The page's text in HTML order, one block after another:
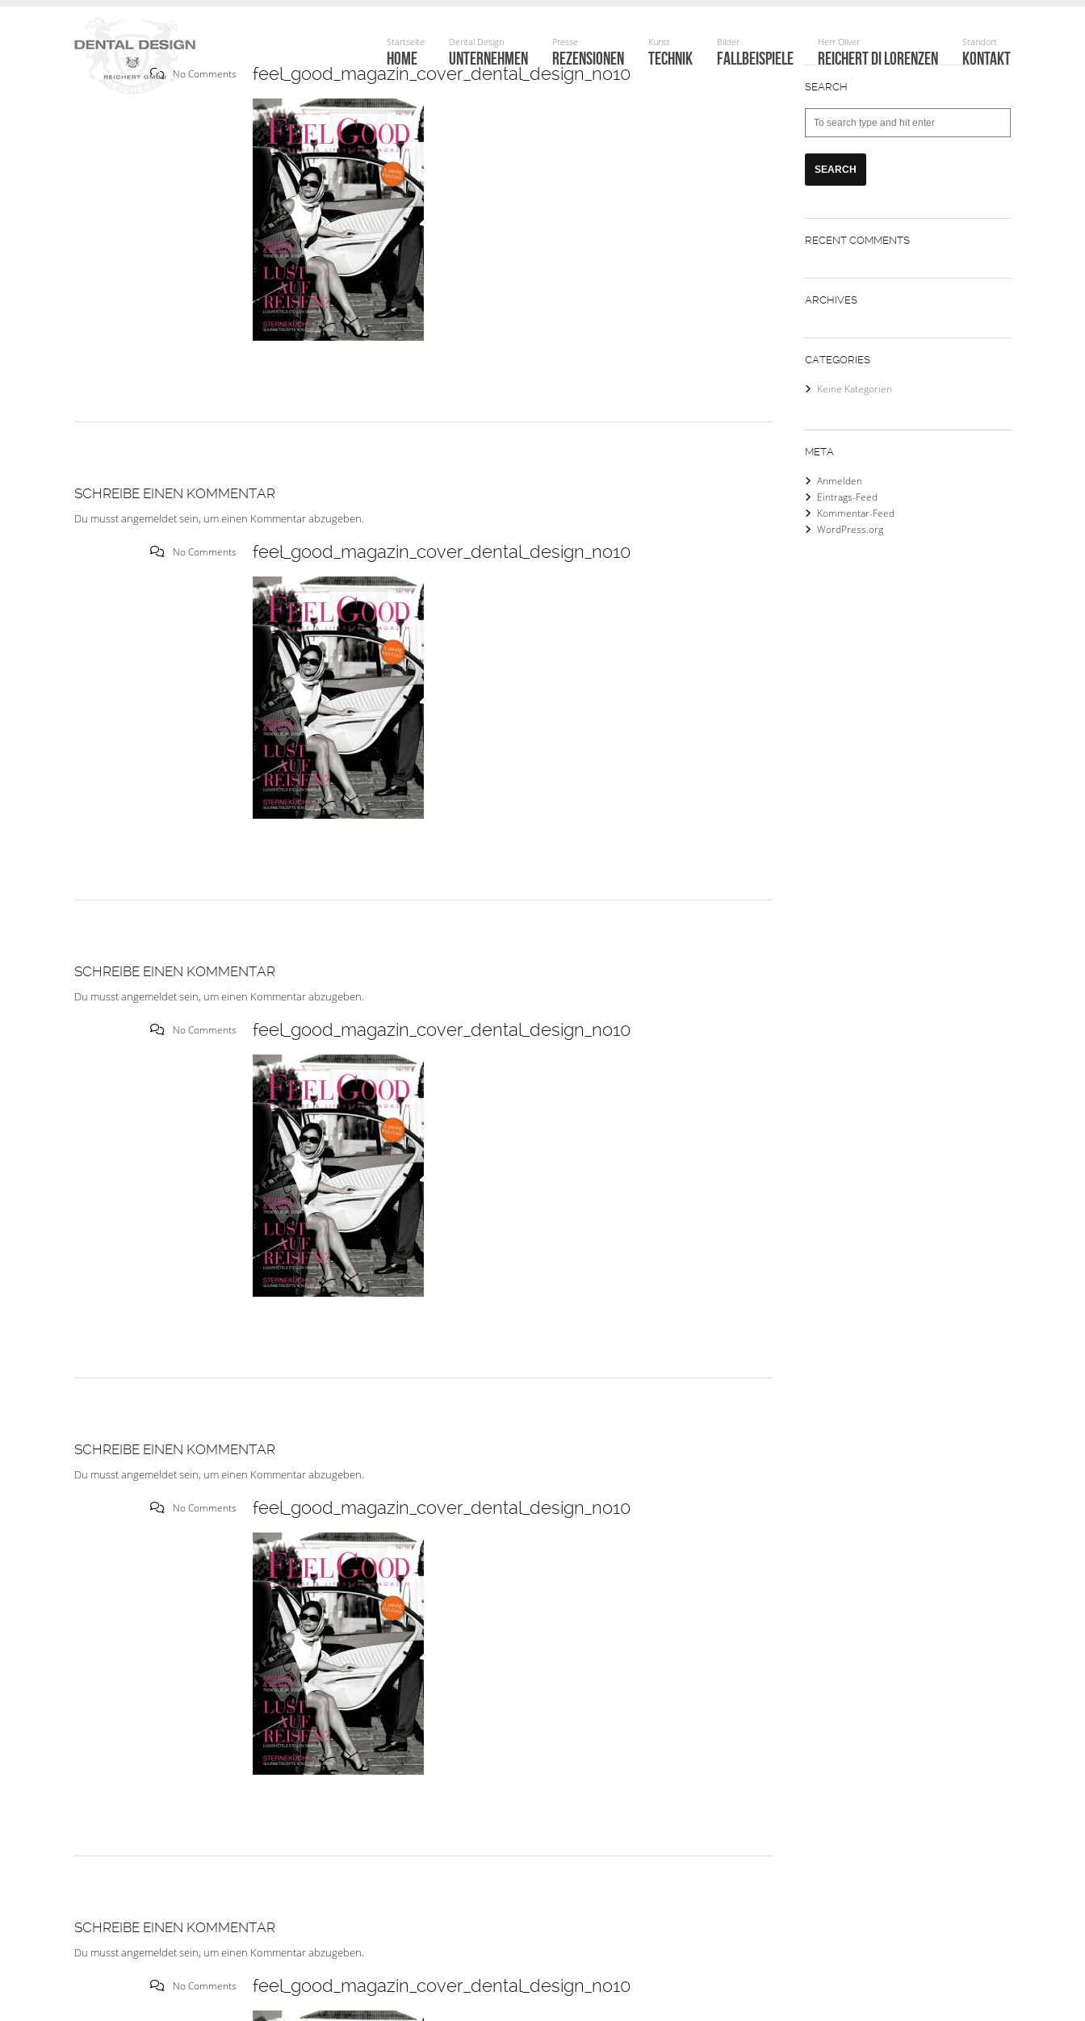
HOME UNTERNEHMEN REZENSIONEN TECHNIK FALLBEISPIELE REICHERT DI LORENZEN KONTAKT
No Comments feel_good_magazin_cover_dental_design_no10
SCHREIBE EINEN KOMMENTAR
Du musstangemeldetsein, um einen Kommentar abzugeben.
No Comments feel_good_magazin_cover_dental_design_no10
SCHREIBE EINEN KOMMENTAR
Du musstangemeldetsein, um einen Kommentar abzugeben.
No Comments feel_good_magazin_cover_dental_design_no10
SCHREIBE EINEN KOMMENTAR
Du musstangemeldetsein, um einen Kommentar abzugeben.
No Comments feel_good_magazin_cover_dental_design_no10
SCHREIBE EINEN KOMMENTAR
Du musstangemeldetsein, um einen Kommentar abzugeben.
No Comments feel_good_magazin_cover_dental_design_no10
SEARCH
RECENT COMMENTS
ARCHIVES
CATEGORIES
Keine Kategorien
META
Anmelden
Eintrags-Feed
Kommentar-Feed
WordPress.org